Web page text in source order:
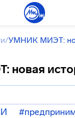
/УМНИК МИЭТ: